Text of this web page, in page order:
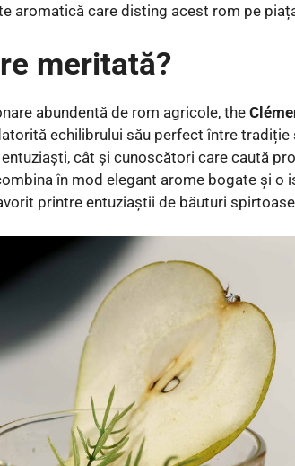
aromatică care disting acest rom pe
meritată?
abundentă de rom agricole, the
echilibrului său perfect între
cât și cunoscători care caută
în mod elegant arome bogate și o
printre entuziaștii de băuturi